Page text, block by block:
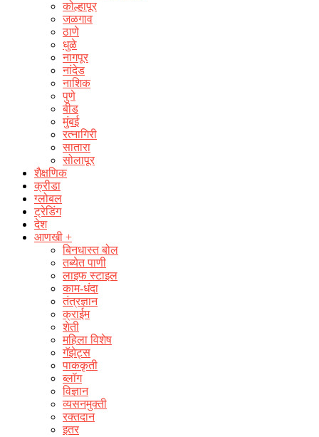
कोल्हापूर
जळगाव
ठाणे
धुळे
नागपूर
नांदेड
नाशिक
पुणे
बीड
मुंबई
रत्नागिरी
सातारा
सोलापूर
शैक्षणिक
क्रीडा
ग्लोबल
ट्रेडिंग
देश
आणखी +
बिनधास्त बोल
तब्येत पाणी
लाइफ स्टाइल
काम-धंदा
तंत्रज्ञान
क्राईम
शेती
महिला विशेष
गॅझेट्स
पाककृती
ब्लॉग
विज्ञान
व्यसनमुक्ती
रक्‍तदान
इतर